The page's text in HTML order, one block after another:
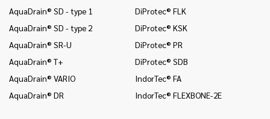
AquaDrain® SD - type 1
AquaDrain® SD - type 2
AquaDrain® SR-U
AquaDrain® T+
AquaDrain® VARIO
AquaDrain® DR
DiProtec® FLK
DiProtec® KSK
DiProtec® PR
DiProtec® SDB
IndorTec® FA
IndorTec® FLEXBONE-2E